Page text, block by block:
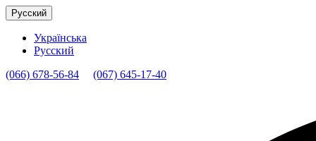
Русский
Українська
Русский
(066) 678-56-84
(067) 645-17-40